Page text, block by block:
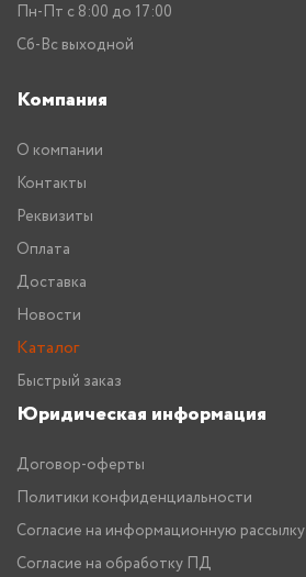
Пн-Пт с 8:00 до 17:00
Сб-Вс выходной
Компания
О компании
Контакты
Реквизиты
Оплата
Доставка
Новости
Каталог
Быстрый заказ
Юридическая информация
Договор-оферты
Политики конфиденциальности
Согласие на информационную рассылку
Согласие на обработку ПД